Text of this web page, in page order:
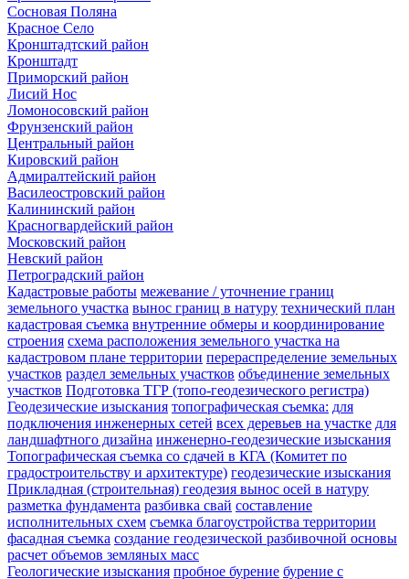
Сосновая Поляна
Красное Село
Кронштадтский район
Кронштадт
Приморский район
Лисий Нос
Ломоносовский район
Фрунзенский район
Центральный район
Кировский район
Адмиралтейский район
Василеостровский район
Калининский район
Красногвардейский район
Московский район
Невский район
Петроградский район
Кадастровые работы межевание / уточнение границ
земельного участка вынос границ в натуру технический план
кадастровая съемка внутренние обмеры и координирование
строения схема расположения земельного участка на
кадастровом плане территории перераспределение земельных
участков раздел земельных участков объединение земельных
участков Подготовка ТГР (топо-геодезического регистра)
Геодезические изыскания топографическая съемка: для
подключения инженерных сетей всех деревьев на участке для
ландшафтного дизайна инженерно-геодезические изыскания
Топографическая съемка со сдачей в КГА (Комитет по
градостроительству и архитектуре) геодезические изыскания
Прикладная (строительная) геодезия вынос осей в натуру
разметка фундамента разбивка свай составление
исполнительных схем съемка благоустройства территории
фасадная съемка создание геодезической разбивочной основы
расчет объемов земляных масс
Геологические изыскания пробное бурение бурение с